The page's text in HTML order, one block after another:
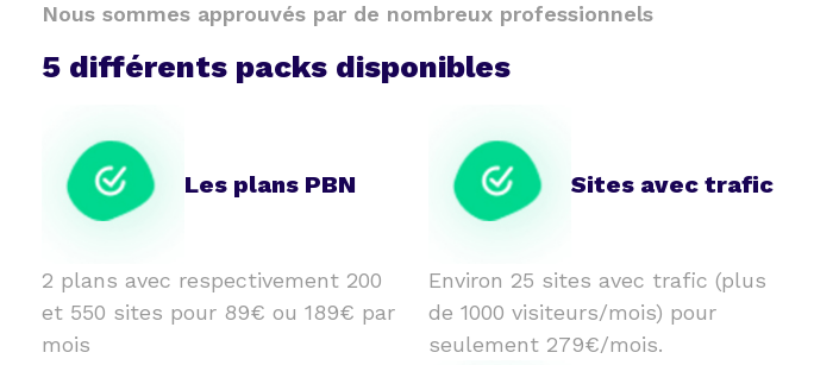
Nous sommes approuvés par de nombreux professionnels
5 différents packs disponibles
Les plans PBN
2 plans avec respectivement 200
et 550 sites pour 89€ ou 189€ par
mois
Sites avec trafic
Environ 25 sites avec trafic (plus
de 1000 visiteurs/mois) pour
seulement 279€/mois.